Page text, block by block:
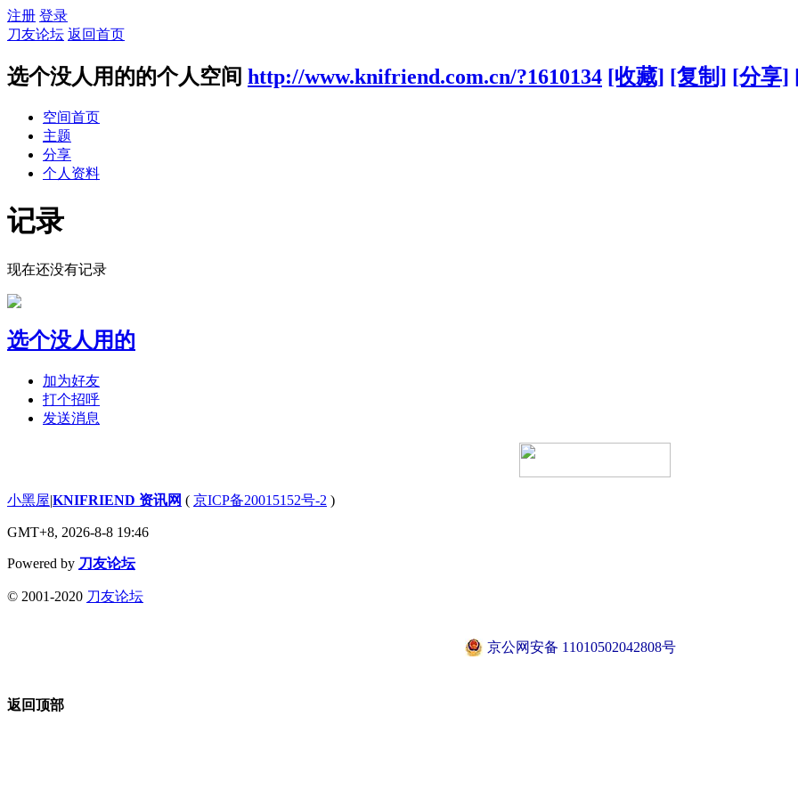
注册 登录
刀友论坛 返回首页
选个没人用的的个人空间 http://www.knifriend.com.cn/?1610134 [收藏] [复制] [分享]
空间首页
主题
分享
个人资料
记录
现在还没有记录
选个没人用的
加为好友
打个招呼
发送消息
小黑屋|KNIFRIEND 资讯网 ( 京ICP备20015152号-2 )
GMT+8, 2026-8-8 19:46
Powered by 刀友论坛
© 2001-2020 刀友论坛
京公网安备 11010502042808号
返回顶部